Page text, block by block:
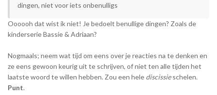
dingen, niet voor iets onbenulligs
Oooooh dat wist ik niet! Je bedoelt benullige dingen? Zoals de
kinderserie Bassie & Adriaan?
Nogmaals; neem wat tijd om eens over je reacties na te denken en
ze eens gewoon keurig uit te schrijven, of niet ten alle tijden het
laatste woord te willen hebben. Zou een hele discissieschelen.
Punt.